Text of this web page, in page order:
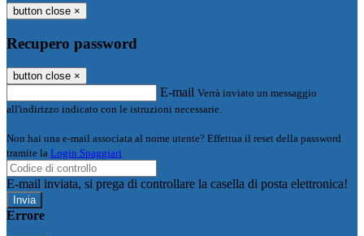
button close ×
Recupero password
button close ×
E-mail Verrà inviato un messaggio
all'indirizzo indicato con le istruzioni necessarie.
Non hai una e-mail associata al nome utente? Effettua il reset della password
tramite la Login Spaggiari
E-mail inviata, si prega di controllare la casella di posta elettronica!
Errore